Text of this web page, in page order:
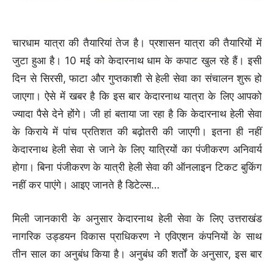
चारधाम यात्रा की तैयारियां तेज है। प्रशासन यात्रा की तैयारियों में
जुटा हुआ है। 10 मई को केदारनाथ धाम के कपाट खुल रहे हैं। इसी
दिन से सिरसी, फाटा और गुप्तकाशी से हेली सेवा का संचालन शुरू हो
जाएगा। ऐसे में खबर है कि इस बार केदारनाथ यात्रा के लिए आपको
ज्यादा पैसे देने होंगे। जी हां बताया जा रहा है कि केदारनाथ हेली सेवा
के किराये में पांच प्रतिशत की बढ़ोतरी की जाएगी। इतना ही नहीं
केदारनाथ हेली सेवा से जाने के लिए यात्रियों का पंजीकरण अनिवार्य
होगा। बिना पंजीकरण के यात्री हेली सेवा की ऑनलाइन टिकट बुकिंग
नहीं कर पाएंगे। आइए जानते है डिटेल्स…
मिली जानकारी के अनुसार केदारनाथ हेली सेवा के लिए उत्तराखंड
नागरिक उड्डयन विकास प्राधिकरण ने एविएशन कंपनियों के साथ
तीन साल का अनुबंध किया है। अनुबंध की शर्तों के अनुसार, इस बार